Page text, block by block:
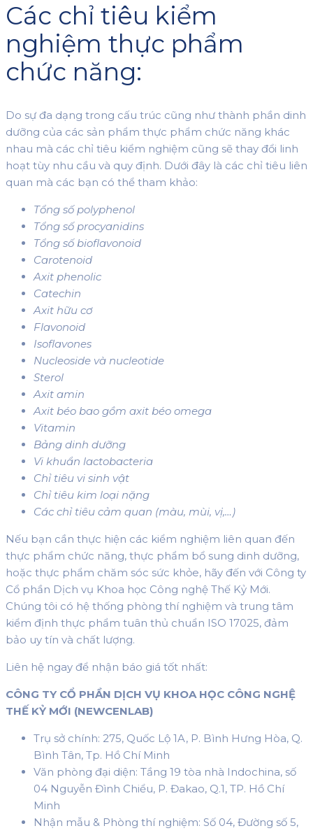
Các chỉ tiêu kiểm
nghiệm thực phẩm
chức năng:
Do sự đa dạng trong cấu trúc cũng như thành phần dinh
dưỡng của các sản phẩm thực phẩm chức năng khác
nhau mà các chỉ tiêu kiểm nghiệm cũng sẽ thay đổi linh
hoạt tùy nhu cầu và quy định. Dưới đây là các chỉ tiêu liên
quan mà các bạn có thể tham khảo:
Tổng số polyphenol
Tổng số procyanidins
Tổng số bioflavonoid
Carotenoid
Axit phenolic
Catechin
Axit hữu cơ
Flavonoid
Isoflavones
Nucleoside và nucleotide
Sterol
Axit amin
Axit béo bao gồm axit béo omega
Vitamin
Bảng dinh dưỡng
Vi khuẩn lactobacteria
Chỉ tiêu vi sinh vật
Chỉ tiêu kim loại nặng
Các chỉ tiêu cảm quan (màu, mùi, vị,…)
Nếu bạn cần thực hiện các kiểm nghiệm liên quan đến
thực phẩm chức năng, thực phẩm bổ sung dinh dưỡng,
hoặc thực phẩm chăm sóc sức khỏe, hãy đến với Công ty
Cổ phần Dịch vụ Khoa học Công nghệ Thế Kỷ Mới.
Chúng tôi có hệ thống phòng thí nghiệm và trung tâm
kiểm định thực phẩm tuân thủ chuẩn ISO 17025, đảm
bảo uy tín và chất lượng.
Liên hệ ngay để nhận báo giá tốt nhất:
CÔNG TY CỔ PHẦN DỊCH VỤ KHOA HỌC CÔNG NGHỆ
THẾ KỶ MỚI (NEWCENLAB)
Trụ sở chính: 275, Quốc Lộ 1A, P. Bình Hưng Hòa, Q.
Bình Tân, Tp. Hồ Chí Minh
Văn phòng đại diện: Tầng 19 tòa nhà Indochina, số
04 Nguyễn Đình Chiểu, P. Đakao, Q.1, TP. Hồ Chí
Minh
Nhận mẫu & Phòng thí nghiệm: Số 04, Đường số 5,